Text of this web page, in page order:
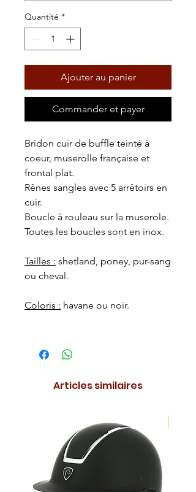
Quantité *
Ajouter au panier
Commander et payer
Bridon cuir de buffle teinté à
coeur, muserolle française et
frontal plat.
Rênes sangles avec 5 arrêtoirs en
cuir.
Boucle à rouleau sur la muserole.
Toutes les boucles sont en inox.
Tailles : shetland, poney, pur-sang
ou cheval.
Coloris : havane ou noir.
Articles similaires